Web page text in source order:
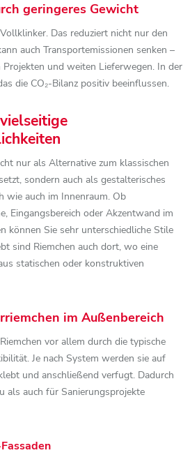
geringeres Gewicht
Das reduziert nicht nur den
auch Transportemissionen senken –
und weiten Lieferwegen. In der
die CO₂-Bilanz positiv beeinflussen.
nur als Alternative zum klassischen
sondern auch als gestalterisches
wie auch im Innenraum. Ob
Eingangsbereich oder Akzentwand im
können Sie sehr unterschiedliche Stile
sind Riemchen auch dort, wo eine
statischen oder konstruktiven
im Außenbereich
vor allem durch die typische
Je nach System werden sie auf
und anschließend verfugt. Dadurch
als auch für Sanierungsprojekte